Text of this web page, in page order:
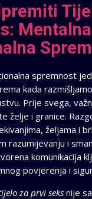
spremnost
kada
Prije svega,
želje i granice.
željama i
razumijevanju i
komunikacija
povjerenja i
za prvi seksnije